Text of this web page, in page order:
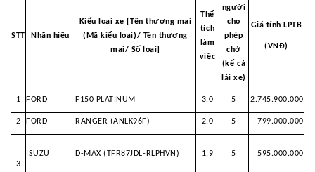
STT Nhãn hiệu
Kiểu loại xe [Tên thương mại
(Mã kiểu loại)/ Tên thương
mại/ Số loại]
Thể
tích
làm
việc
người
cho
phép
chở
(kể cả
lái xe)
Giá tính LPTB
(VNĐ)
1 FORD F150 PLATINUM 3,0 5 2.745.900.000
2 FORD RANGER (ANLK96F) 2,0 5 799.000.000
3
ISUZU D-MAX (TFR87JDL-RLPHVN) 1,9 5 595.000.000